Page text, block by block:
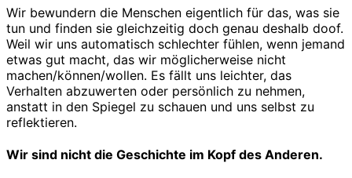
Wir bewundern die Menschen eigentlich für das, was sie
tun und finden sie gleichzeitig doch genau deshalb doof.
Weil wir uns automatisch schlechter fühlen, wenn jemand
etwas gut macht, das wir möglicherweise nicht
machen/können/wollen. Es fällt uns leichter, das
Verhalten abzuwerten oder persönlich zu nehmen,
anstatt in den Spiegel zu schauen und uns selbst zu
reflektieren.
Wir sind nicht die Geschichte im Kopf des Anderen.